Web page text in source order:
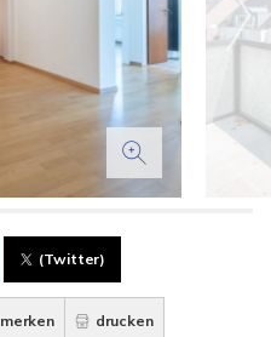
(Twitter)
merken drucken